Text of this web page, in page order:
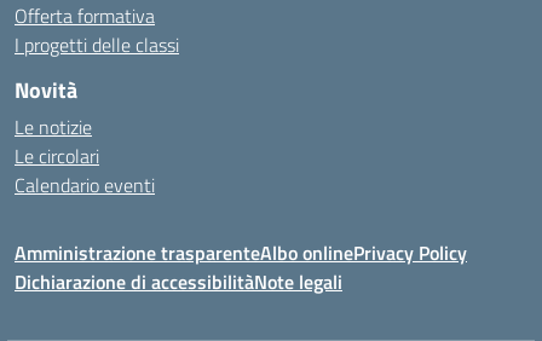
Offerta formativa
I progetti delle classi
Novità
Le notizie
Le circolari
Calendario eventi
Amministrazione trasparenteAlbo onlinePrivacy Policy
Dichiarazione di accessibilitàNote legali